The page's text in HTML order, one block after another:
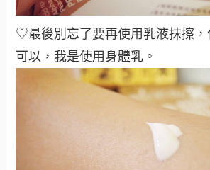
♡最後別忘了要再使用乳液抹擦，
可以，我是使用身體乳 。